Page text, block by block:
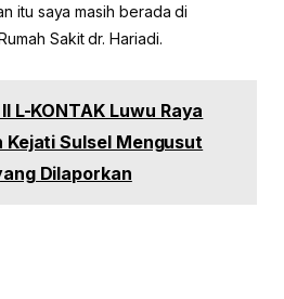
itu saya masih berada di
Sakit dr. Hariadi.
L-KONTAK Luwu Raya
Kejati Sulsel Mengusut
Dilaporkan